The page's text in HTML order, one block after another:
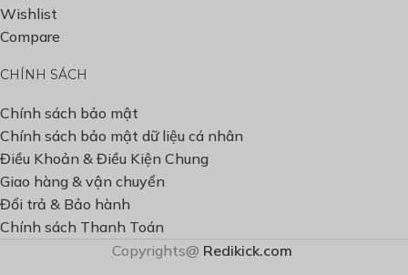
Wishlist
Compare
CHÍNH SÁCH
Chính sách bảo mật
Chính sách bảo mật dữ liệu cá nhân
Điều Khoản & Điều Kiện Chung
Giao hàng & vận chuyển
Đổi trả & Bảo hành
Chính sách Thanh Toán
Copyrights@ Redikick.com